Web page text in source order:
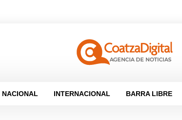
NACIONAL INTERNACIONAL BARRA LIBRE